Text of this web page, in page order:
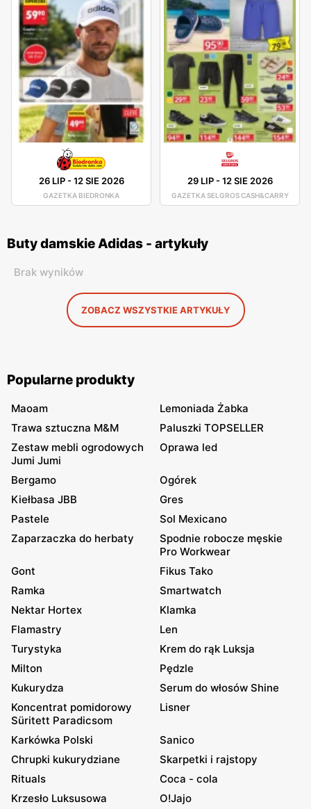
26 LIP-12 SIE 2026
GAZETKA BIEDRONKA
29 LIP-12 SIE 2026
GAZETKA SELGROS CASH&CARRY
Buty damskie Adidas - artykuły
Brak wyników
ZOBACZ WSZYSTKIE ARTYKUŁY
Popularne produkty
Maoam
Lemoniada Żabka
Trawa sztuczna M&M
Paluszki TOPSELLER
Zestaw mebli ogrodowych
Jumi Jumi
Oprawa led
Bergamo
Ogórek
Kiełbasa JBB
Gres
Pastele
Sol Mexicano
Zaparzaczka do herbaty
Spodnie robocze męskie
Pro Workwear
Gont
Fikus Tako
Ramka
Smartwatch
Nektar Hortex
Klamka
Flamastry
Len
Turystyka
Krem do rąk Luksja
Milton
Pędzle
Kukurydza
Serum do włosów Shine
Koncentrat pomidorowy
Süritett Paradicsom
Lisner
Karkówka Polski
Sanico
Chrupki kukurydziane
Skarpetki i rajstopy
Rituals
Coca - cola
Krzesło Luksusowa
O!Jajo